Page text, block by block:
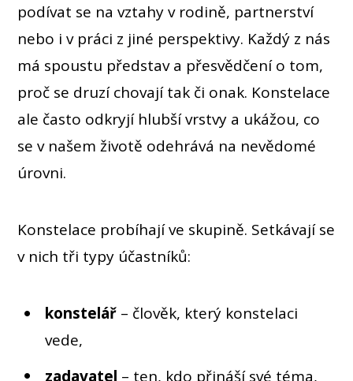
podívat se na vztahy v rodině, partnerství
nebo i v práci z jiné perspektivy. Každý z nás
má spoustu představ a přesvědčení o tom,
proč se druzí chovají tak či onak. Konstelace
ale často odkryjí hlubší vrstvy a ukážou, co
se v našem životě odehrává na nevědomé
úrovni.
Konstelace probíhají ve skupině. Setkávají se
v nich tři typy účastníků:
konstelář – člověk, který konstelaci
vede,
zadavatel – ten, kdo přináší své téma,